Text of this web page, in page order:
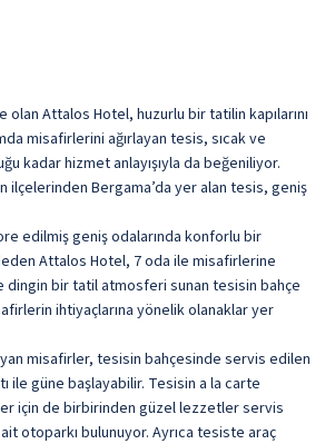
olan Attalos Hotel, huzurlu bir tatilin kapılarını
misafirlerini ağırlayan tesis, sıcak ve
kadar hizmet anlayışıyla da beğeniliyor.
ilçelerinden Bergama’da yer alan tesis, geniş
edilmiş geniş odalarında konforlu bir
Attalos Hotel, 7 oda ile misafirlerine
dingin bir tatil atmosferi sunan tesisin bahçe
ihtiyaçlarına yönelik olanaklar yer
misafirler, tesisin bahçesinde servis edilen
ile güne başlayabilir. Tesisin a la carte
için de birbirinden güzel lezzetler servis
otoparkı bulunuyor. Ayrıca tesiste araç